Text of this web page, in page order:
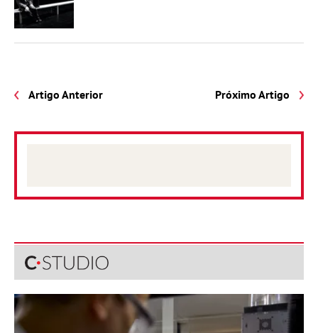
Artigo Anterior Próximo Artigo